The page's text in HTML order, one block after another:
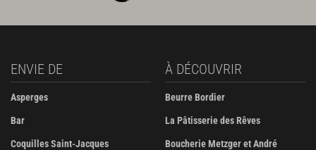
ENVIE DE
Asperges
Bar
Coquilles Saint-Jacques
À DÉCOUVRIR
Beurre Bordier
La Pâtisserie des Rêves
Boucherie Metzger et André